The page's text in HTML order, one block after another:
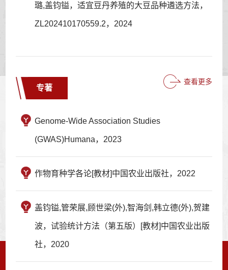
璐,盖钧镒，适宜豆丹养殖的大豆品种遴选方法，
ZL202410170559.2，2024
专著
查看更多
Genome-Wide Association Studies
(GWAS)Humana，2023
作物育种学各论[教材]中国农业出版社，2022
盖钧镒,管荣展,顾世梁(外),智海剑,韩立德(外),贺建
波，试验统计方法（第五版）[教材]中国农业出版
社，2020